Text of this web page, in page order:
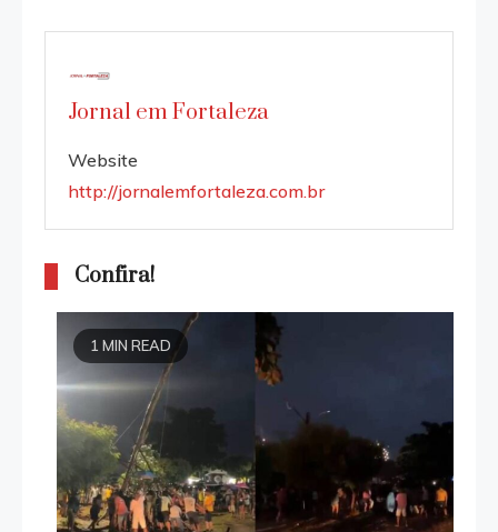
Jornal em Fortaleza
Website
http://jornalemfortaleza.com.br
Confira!
1 MIN READ